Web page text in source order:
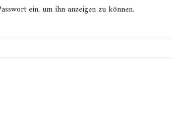
ein, um ihn anzeigen zu können.